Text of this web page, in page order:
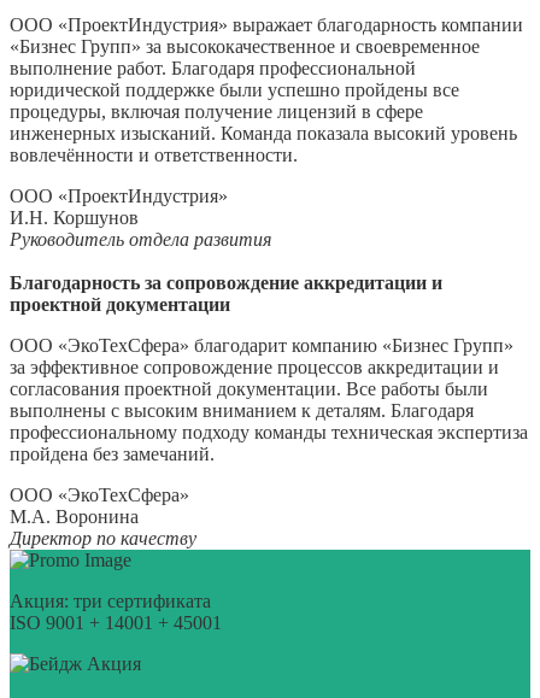
ООО «ПроектИндустрия» выражает благодарность компании
«Бизнес Групп» за высококачественное и своевременное
выполнение работ. Благодаря профессиональной
юридической поддержке были успешно пройдены все
процедуры, включая получение лицензий в сфере
инженерных изысканий. Команда показала высокий уровень
вовлечённости и ответственности.
ООО «ПроектИндустрия»
И.Н. Коршунов
Руководитель отдела развития
Благодарность за сопровождение аккредитации и
проектной документации
ООО «ЭкоТехСфера» благодарит компанию «Бизнес Групп»
за эффективное сопровождение процессов аккредитации и
согласования проектной документации. Все работы были
выполнены с высоким вниманием к деталям. Благодаря
профессиональному подходу команды техническая экспертиза
пройдена без замечаний.
ООО «ЭкоТехСфера»
М.А. Воронина
Директор по качеству
Акция: три сертификата
ISO 9001 + 14001 + 45001
Акция